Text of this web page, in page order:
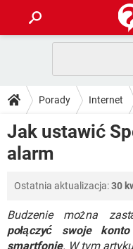
GRY
SPOTIFY
INSTAGRAM
PORADY
PlayStation
GRY
INSTAGRAM
WINDOWS 10
DO POBRANIA
ANDROID
INSTAGRAM
FORUM
COVID-19
GRY
SPOTIFY
COVID-19
Porady Internet
Jak ustawić
alarm
Ostatnia aktualizacja:30
Budzenie można
połączyć swoje konto
smartfonie. W tym